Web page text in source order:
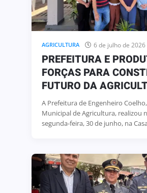
AGRICULTURA 6 de julho de 2026
PREFEITURA E
FORÇAS PARA
FUTURO DA
A Prefeitura de Engenheiro
Municipal de Agricultura, realizou
segunda-feira, 30 de junho, na